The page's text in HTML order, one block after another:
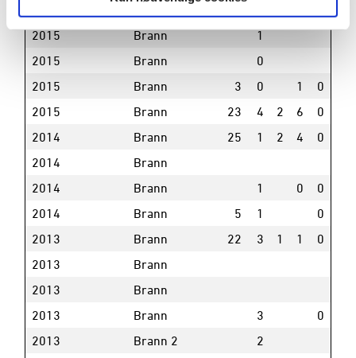
2015
Brann
1
2015
Brann
0
2015
Brann 3 0 1
0
2015
Brann 23 4 2 6
0
2014
Brann 25 1 2 4
0
2014
Brann
2014
Brann 1 0
0
2014
Brann 5 1
0
2013
Brann 22 3 1 1
0
2013
Brann
2013
Brann
2013
Brann 3
0
2013
Brann 2
2